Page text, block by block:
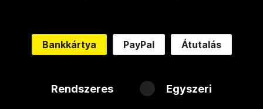
Bankkártya PayPal Átutalás
Rendszeres Egyszeri